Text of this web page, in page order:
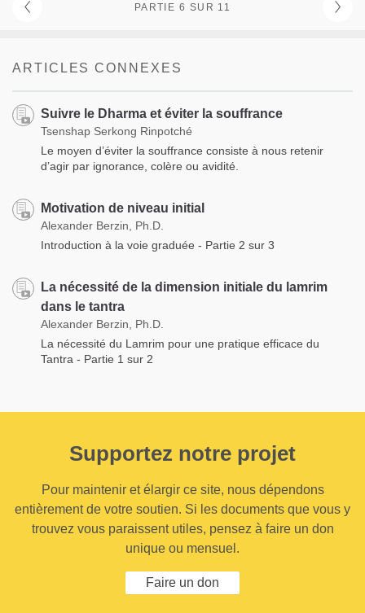
PARTIE 6 SUR 11
ARTICLES CONNEXES
Suivre le Dharma et éviter la souffrance
Tsenshap Serkong Rinpotché
Le moyen d’éviter la souffrance consiste à nous retenir
d’agir par ignorance, colère ou avidité.
Motivation de niveau initial
Alexander Berzin, Ph.D.
Introduction à la voie graduée - Partie 2 sur 3
La nécessité de la dimension initiale du lamrim
dans le tantra
Alexander Berzin, Ph.D.
La nécessité du Lamrim pour une pratique efficace du
Tantra - Partie 1 sur 2
Supportez notre projet
Pour maintenir et élargir ce site, nous dépendons
entièrement de votre soutien. Si les documents que vous y
trouvez vous paraissent utiles, pensez à faire un don
unique ou mensuel.
Faire un don